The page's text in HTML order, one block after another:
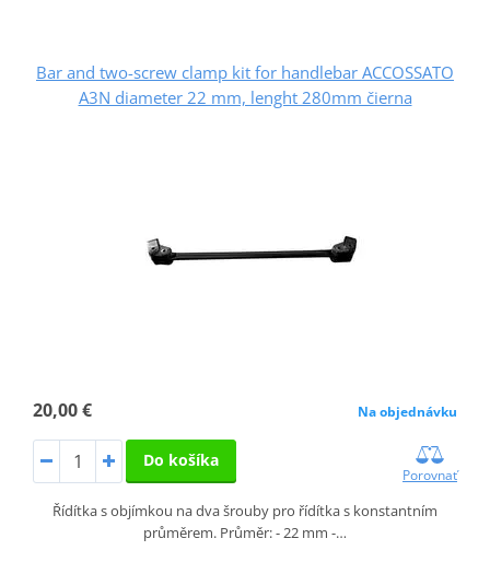
Bar and two-screw clamp kit for handlebar ACCOSSATO
A3N diameter 22 mm, lenght 280mm čierna
20,00 € Na objednávku
Do košíka
Porovnať
Řídítka s objímkou na dva šrouby pro řídítka s konstantním
průměrem. Průměr: - 22 mm -…